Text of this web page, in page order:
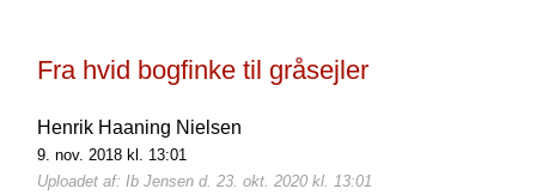
Fra hvid bogfinke til gråsejler
Henrik Haaning Nielsen
9. nov. 2018 kl. 13:01
Uploadet af: Ib Jensen d. 23. okt. 2020 kl. 13:01